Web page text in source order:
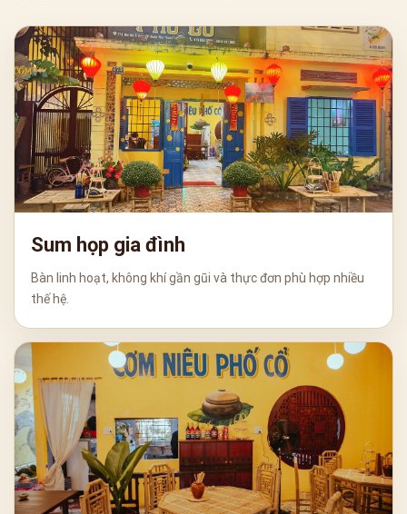
Sum họp gia đình
Bàn linh hoạt, không khí gần gũi và thực đơn phù hợp nhiều
thế hệ.